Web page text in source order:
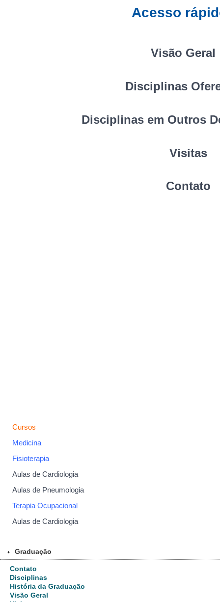
Acesso
Visão Geral
Disciplinas
Disciplinas em Outros
Visitas
Contato
Cursos
Medicina
Fisioterapia
Aulas de Cardiologia
Aulas de Pneumologia
Terapia Ocupacional
Aulas de Cardiologia
+ Graduação
Contato
Disciplinas
História da Graduação
Visão Geral